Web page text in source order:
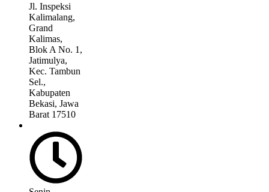
Jl. Inspeksi
Kalimalang,
Grand
Kalimas,
Blok A No. 1,
Jatimulya,
Kec. Tambun
Sel.,
Kabupaten
Bekasi, Jawa
Barat 17510